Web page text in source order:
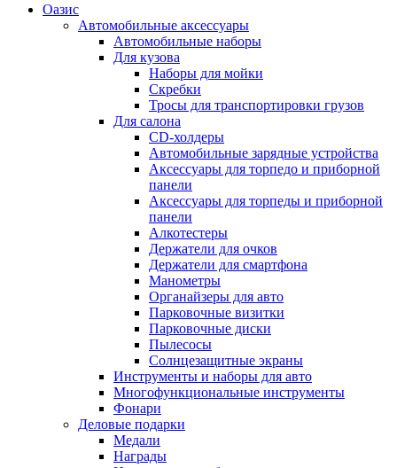
Оазис
Автомобильные аксессуары
Автомобильные наборы
Для кузова
Наборы для мойки
Скребки
Тросы для транспортировки грузов
Для салона
CD-холдеры
Автомобильные зарядные устройства
Аксессуары для торпедо и приборной
панели
Аксессуары для торпеды и приборной
панели
Алкотестеры
Держатели для очков
Держатели для смартфона
Манометры
Органайзеры для авто
Парковочные визитки
Парковочные диски
Пылесосы
Солнцезащитные экраны
Инструменты и наборы для авто
Многофункциональные инструменты
Фонари
Деловые подарки
Медали
Награды